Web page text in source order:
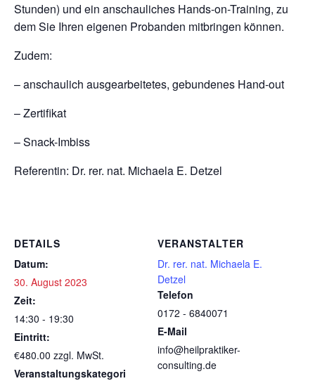
Stunden) und ein anschauliches Hands-on-Training, zu
dem Sie Ihren eigenen Probanden mitbringen können.
Zudem:
– anschaulich ausgearbeitetes, gebundenes Hand-out
– Zertifikat
– Snack-Imbiss
Referentin: Dr. rer. nat. Michaela E. Detzel
DETAILS
Datum:
30. August 2023
Zeit:
14:30 - 19:30
Eintritt:
€480.00 zzgl. MwSt.
Veranstaltungskategori
VERANSTALTER
Dr. rer. nat. Michaela E.
Detzel
Telefon
0172 - 6840071
E-Mail
info@heilpraktiker-
consulting.de